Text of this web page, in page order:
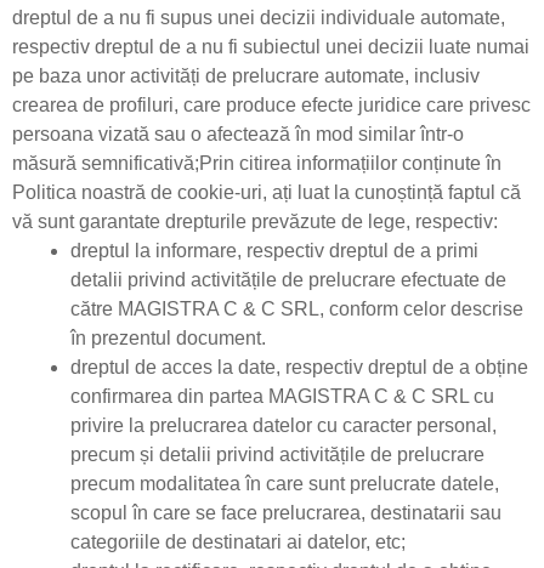
dreptul de a nu fi supus unei decizii individuale automate,
respectiv dreptul de a nu fi subiectul unei decizii luate numai
pe baza unor activități de prelucrare automate, inclusiv
crearea de profiluri, care produce efecte juridice care privesc
persoana vizată sau o afectează în mod similar într-o
măsură semnificativă;Prin citirea informațiilor conținute în
Politica noastră de cookie-uri, ați luat la cunoștință faptul că
vă sunt garantate drepturile prevăzute de lege, respectiv:
dreptul la informare, respectiv dreptul de a primi
detalii privind activitățile de prelucrare efectuate de
către MAGISTRA C & C SRL, conform celor descrise
în prezentul document.
dreptul de acces la date, respectiv dreptul de a obține
confirmarea din partea MAGISTRA C & C SRL cu
privire la prelucrarea datelor cu caracter personal,
precum și detalii privind activitățile de prelucrare
precum modalitatea în care sunt prelucrate datele,
scopul în care se face prelucrarea, destinatarii sau
categoriile de destinatari ai datelor, etc;